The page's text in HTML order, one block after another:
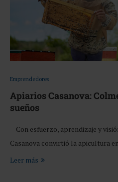
Emprendedores
Apiarios Casanova:
sueños
Con esfuerzo, aprendizaje y
Casanova convirtió la apicultura
Leer más